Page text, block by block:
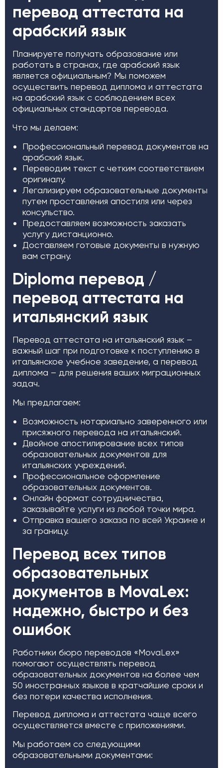
перевод аттестата на
арабский язык
Планируете получать образование или
работать в странах, где арабский язык
является официальным? Мы поможем
осуществить перевод диплома и аттестата
на арабский язык с соблюдением всех
официальных стандартов перевода.
Что мы делаем:
Профессиональный перевод документов на
арабский язык.
Переводим текст с четким соответствием
оригиналу.
Легализируем образовательные документы
путем проставления апостиля или через
консульство.
Предоставляем возможность заказать
услугу дистанционно.
Доставляем готовые документы в нужную
вам страну.
Diploma перевод /
перевод аттестата на
итальянский язык
Перевод аттестата на итальянский язык –
важный шаг при подготовке к поступлению в
итальянское учебное заведение, а перевод
диплома – для решения ваших миграционных
задач.
Мы предлагаем:
Возможность нотариально заверенного или
присяжного перевода на итальянский.
Двойное апостилирование всех типов
образовательных документов для
итальянских учреждений.
Профессиональное оформление
образовательных документов.
Онлайн формат сотрудничества,
заказывайте услуги из любой точки мира.
Отправка вашего заказа по всей Украине и
за границу.
Перевод всех типов
образовательных
документов в MovaLex:
надежно, быстро и без
ошибок
Работники бюро переводов «MovaLex»
помогают осуществлять перевод
образовательных документов на более чем
50 иностранных языков в кратчайшие сроки и
без потери качества исполнения.
Перевод диплома и аттестата чаще всего
осуществляется вместе с приложениями.
Мы работаем со следующими
образовательными документами: